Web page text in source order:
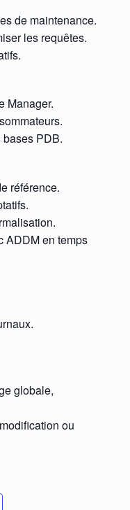
de maintenance.
les requêtes.
Manager.
PDB.
référence.
ADDM en temps
globale,
ou